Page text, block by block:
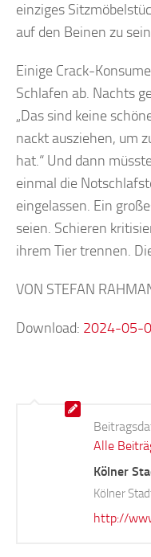
einziges
auf den Beinen zu
Einige Crack-
Schlafen ab. Nachts
„Das sind keine
nackt ausziehen, um
hat.“ Und dann
einmal die
eingelassen. Ein
seien. Schieren
ihrem Tier trennen.
VON STEFAN
Download: 2024-05-
Alle
Kölner
Kölner
http://